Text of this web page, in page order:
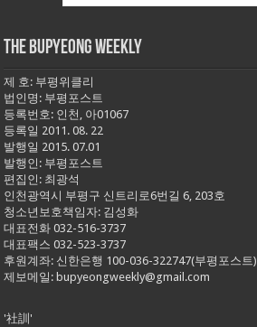
THE BUPYEONG WEEKLY
제 호: 부평위클리
법인명: 부평포스트
등록번호: 인천, 아01067
등록일 2011. 08. 22
발행일 2015. 07.01
발행인: 부평포스트
편집인: 최광석
인천광역시 부평구 신트리로6번길 6, 203호
청소년보호책임자: 김성화
대표전화 032-516-3737
대표팩스 032-523-3737
후원계좌: 신한은행 100-036-322747(부평포스트)
제보메일: bupyeongweekly@gmail.com
'社訓'